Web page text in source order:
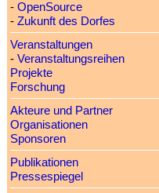
- OpenSource
- Zukunft des Dorfes
Veranstaltungen
- Veranstaltungsreihen
Projekte
Forschung
Akteure und Partner
Organisationen
Sponsoren
Publikationen
Pressespiegel